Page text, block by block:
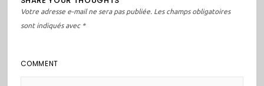
Votre adresse e-mail ne sera pas publiée. Les champs obligatoires
sont indiqués avec *
COMMENT